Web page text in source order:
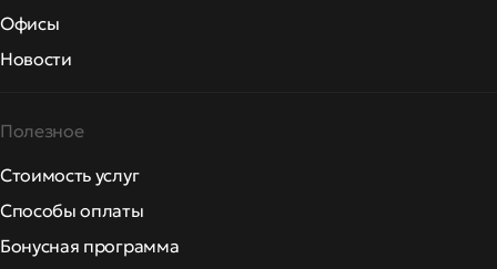
Офисы
Новости
Полезное
Стоимость услуг
Способы оплаты
Бонусная программа